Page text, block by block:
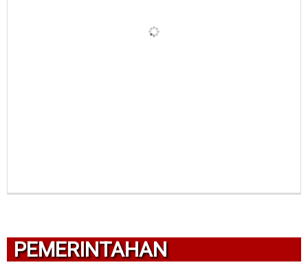
PEMERINTAHAN